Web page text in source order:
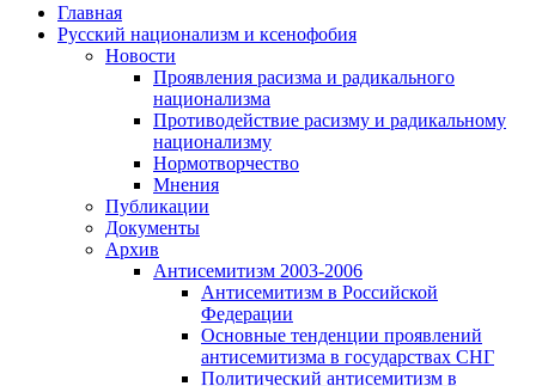
Главная
Русский национализм и ксенофобия
Новости
Проявления расизма и радикального
национализма
Противодействие расизму и радикальному
национализму
Нормотворчество
Мнения
Публикации
Документы
Архив
Антисемитизм 2003-2006
Антисемитизм в Российской
Федерации
Основные тенденции проявлений
антисемитизма в государствах СНГ
Политический антисемитизм в